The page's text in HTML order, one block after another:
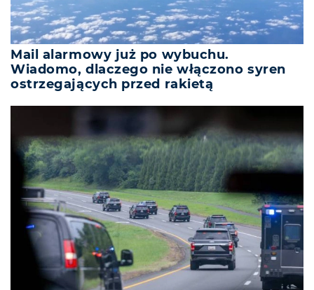
Mail alarmowy już po wybuchu.
Wiadomo, dlaczego nie włączono syren
ostrzegających przed rakietą